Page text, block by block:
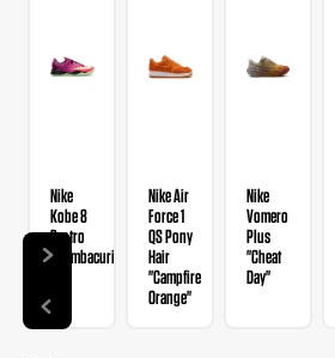
Nike
Kobe 8
Protro
"Mambacurial"
Nike Air
Force 1
QS Pony
Hair
"Campfire
Orange"
Nike
Vomero
Plus
"Cheat
Day"